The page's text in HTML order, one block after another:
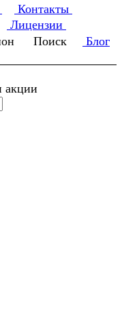
Контакты
Лицензии
Поиск
Блог
акции